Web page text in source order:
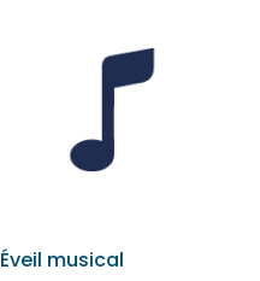
Éveil musical